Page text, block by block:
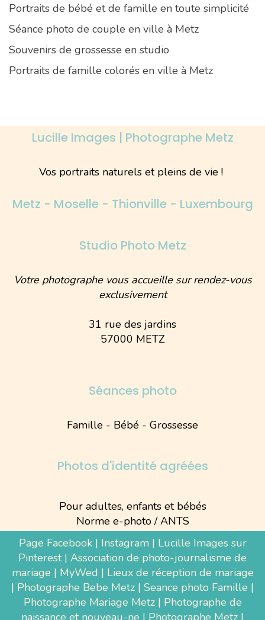
Portraits de bébé et de famille en toute simplicité
Séance photo de couple en ville à Metz
Souvenirs de grossesse en studio
Portraits de famille colorés en ville à Metz
Lucille Images | Photographe Metz
Vos portraits naturels et pleins de vie !
Metz - Moselle - Thionville - Luxembourg
Studio Photo Metz
Votre photographe vous accueille sur rendez-vous
exclusivement
31 rue des jardins
57000 METZ
Séances photo
Famille - Bébé - Grossesse
Photos d'identité agréées
Pour adultes, enfants et bébés
Norme e-photo / ANTS
Page Facebook| Instagram| Lucille Images sur
Pinterest| Association de photo-journalisme de
mariage | MyWed | Lieux de réception de mariage
| Photographe Bebe Metz | Seance photo Famille |
Photographe Mariage Metz| Photographe de
naissance et nouveau-ne | Photographe Metz |